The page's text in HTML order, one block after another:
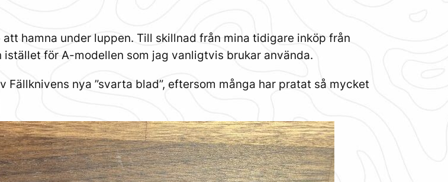
hamna under luppen. Till skillnad från mina tidigare inköp från
för A-modellen som jag vanligtvis brukar använda.
nya ”svarta blad”, eftersom många har pratat så mycket